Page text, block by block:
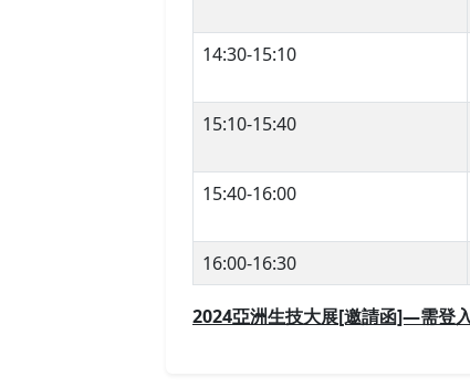
14:30-15:10
15:10-15:40
15:40-16:00
16:00-16:30
2024亞洲生技大展[邀請函]—需登